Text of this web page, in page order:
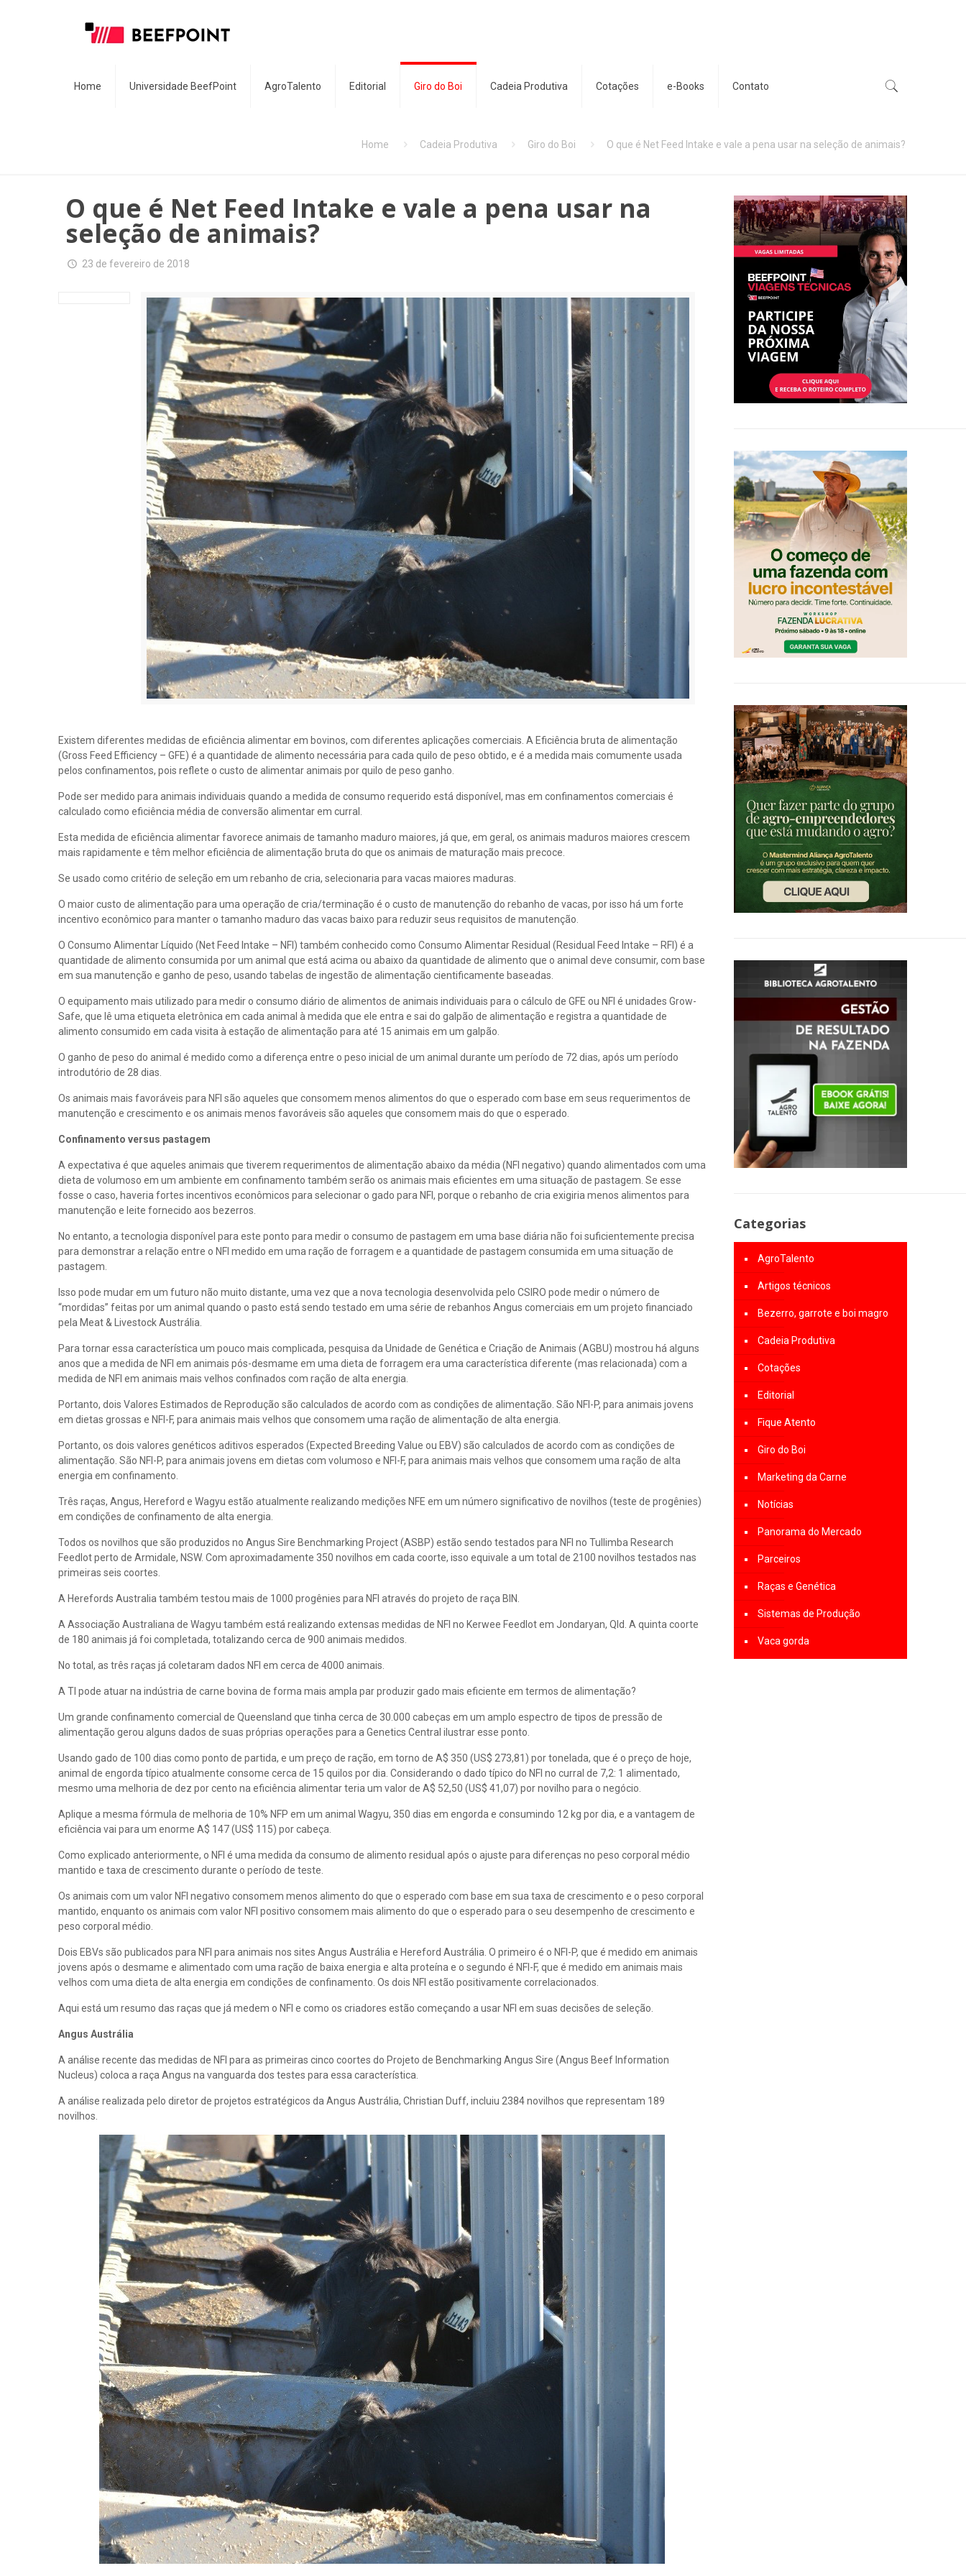
Home Universidade BeefPoint AgroTalento Editorial Giro do Boi Cadeia Produtiva Cotações e-Books Contato
Home Cadeia Produtiva Giro do Boi O que é Net Feed Intake e vale a pena usar na seleção de animais?
O que é Net Feed Intake e vale a pena usar na
seleção de animais?
23 de fevereiro de 2018
Existem diferentes medidas de eficiência alimentar em bovinos, com diferentes aplicações comerciais. A Eficiência bruta de alimentação
(Gross Feed Efficiency – GFE) é a quantidade de alimento necessária para cada quilo de peso obtido, e é a medida mais comumente usada
pelos confinamentos, pois reflete o custo de alimentar animais por quilo de peso ganho.
Pode ser medido para animais individuais quando a medida de consumo requerido está disponível, mas em confinamentos comerciais é
calculado como eficiência média de conversão alimentar em curral.
Esta medida de eficiência alimentar favorece animais de tamanho maduro maiores, já que, em geral, os animais maduros maiores crescem
mais rapidamente e têm melhor eficiência de alimentação bruta do que os animais de maturação mais precoce.
Se usado como critério de seleção em um rebanho de cria, selecionaria para vacas maiores maduras.
O maior custo de alimentação para uma operação de cria/terminação é o custo de manutenção do rebanho de vacas, por isso há um forte
incentivo econômico para manter o tamanho maduro das vacas baixo para reduzir seus requisitos de manutenção.
O Consumo Alimentar Líquido (Net Feed Intake – NFI) também conhecido como Consumo Alimentar Residual (Residual Feed Intake – RFI) é a
quantidade de alimento consumida por um animal que está acima ou abaixo da quantidade de alimento que o animal deve consumir, com base
em sua manutenção e ganho de peso, usando tabelas de ingestão de alimentação cientificamente baseadas.
O equipamento mais utilizado para medir o consumo diário de alimentos de animais individuais para o cálculo de GFE ou NFI é unidades Grow-
Safe, que lê uma etiqueta eletrônica em cada animal à medida que ele entra e sai do galpão de alimentação e registra a quantidade de
alimento consumido em cada visita à estação de alimentação para até 15 animais em um galpão.
O ganho de peso do animal é medido como a diferença entre o peso inicial de um animal durante um período de 72 dias, após um período
introdutório de 28 dias.
Os animais mais favoráveis para NFI são aqueles que consomem menos alimentos do que o esperado com base em seus requerimentos de
manutenção e crescimento e os animais menos favoráveis são aqueles que consomem mais do que o esperado.
Confinamento versus pastagem
A expectativa é que aqueles animais que tiverem requerimentos de alimentação abaixo da média (NFI negativo) quando alimentados com uma
dieta de volumoso em um ambiente em confinamento também serão os animais mais eficientes em uma situação de pastagem. Se esse
fosse o caso, haveria fortes incentivos econômicos para selecionar o gado para NFI, porque o rebanho de cria exigiria menos alimentos para
manutenção e leite fornecido aos bezerros.
No entanto, a tecnologia disponível para este ponto para medir o consumo de pastagem em uma base diária não foi suficientemente precisa
para demonstrar a relação entre o NFI medido em uma ração de forragem e a quantidade de pastagem consumida em uma situação de
pastagem.
Isso pode mudar em um futuro não muito distante, uma vez que a nova tecnologia desenvolvida pelo CSIRO pode medir o número de
“mordidas” feitas por um animal quando o pasto está sendo testado em uma série de rebanhos Angus comerciais em um projeto financiado
pela Meat & Livestock Austrália.
Para tornar essa característica um pouco mais complicada, pesquisa da Unidade de Genética e Criação de Animais (AGBU) mostrou há alguns
anos que a medida de NFI em animais pós-desmame em uma dieta de forragem era uma característica diferente (mas relacionada) com a
medida de NFI em animais mais velhos confinados com ração de alta energia.
Portanto, dois Valores Estimados de Reprodução são calculados de acordo com as condições de alimentação. São NFI-P, para animais jovens
em dietas grossas e NFI-F, para animais mais velhos que consomem uma ração de alimentação de alta energia.
Portanto, os dois valores genéticos aditivos esperados (Expected Breeding Value ou EBV) são calculados de acordo com as condições de
alimentação. São NFI-P, para animais jovens em dietas com volumoso e NFI-F, para animais mais velhos que consomem uma ração de alta
energia em confinamento.
Três raças, Angus, Hereford e Wagyu estão atualmente realizando medições NFE em um número significativo de novilhos (teste de progênies)
em condições de confinamento de alta energia.
Todos os novilhos que são produzidos no Angus Sire Benchmarking Project (ASBP) estão sendo testados para NFI no Tullimba Research
Feedlot perto de Armidale, NSW. Com aproximadamente 350 novilhos em cada coorte, isso equivale a um total de 2100 novilhos testados nas
primeiras seis coortes.
A Herefords Australia também testou mais de 1000 progênies para NFI através do projeto de raça BIN.
A Associação Australiana de Wagyu também está realizando extensas medidas de NFI no Kerwee Feedlot em Jondaryan, Qld. A quinta coorte
de 180 animais já foi completada, totalizando cerca de 900 animais medidos.
No total, as três raças já coletaram dados NFI em cerca de 4000 animais.
A TI pode atuar na indústria de carne bovina de forma mais ampla par produzir gado mais eficiente em termos de alimentação?
Um grande confinamento comercial de Queensland que tinha cerca de 30.000 cabeças em um amplo espectro de tipos de pressão de
alimentação gerou alguns dados de suas próprias operações para a Genetics Central ilustrar esse ponto.
Usando gado de 100 dias como ponto de partida, e um preço de ração, em torno de A$ 350 (US$ 273,81) por tonelada, que é o preço de hoje,
animal de engorda típico atualmente consome cerca de 15 quilos por dia. Considerando o dado típico do NFI no curral de 7,2: 1 alimentado,
mesmo uma melhoria de dez por cento na eficiência alimentar teria um valor de A$ 52,50 (US$ 41,07) por novilho para o negócio.
Aplique a mesma fórmula de melhoria de 10% NFP em um animal Wagyu, 350 dias em engorda e consumindo 12 kg por dia, e a vantagem de
eficiência vai para um enorme A$ 147 (US$ 115) por cabeça.
Como explicado anteriormente, o NFI é uma medida da consumo de alimento residual após o ajuste para diferenças no peso corporal médio
mantido e taxa de crescimento durante o período de teste.
Os animais com um valor NFI negativo consomem menos alimento do que o esperado com base em sua taxa de crescimento e o peso corporal
mantido, enquanto os animais com valor NFI positivo consomem mais alimento do que o esperado para o seu desempenho de crescimento e
peso corporal médio.
Dois EBVs são publicados para NFI para animais nos sites Angus Austrália e Hereford Austrália. O primeiro é o NFI-P, que é medido em animais
jovens após o desmame e alimentado com uma ração de baixa energia e alta proteína e o segundo é NFI-F, que é medido em animais mais
velhos com uma dieta de alta energia em condições de confinamento. Os dois NFI estão positivamente correlacionados.
Aqui está um resumo das raças que já medem o NFI e como os criadores estão começando a usar NFI em suas decisões de seleção.
Angus Austrália
A análise recente das medidas de NFI para as primeiras cinco coortes do Projeto de Benchmarking Angus Sire (Angus Beef Information
Nucleus) coloca a raça Angus na vanguarda dos testes para essa característica.
A análise realizada pelo diretor de projetos estratégicos da Angus Austrália, Christian Duff, incluiu 2384 novilhos que representam 189
novilhos.
Categorias
AgroTalento
Artigos técnicos
Bezerro, garrote e boi magro
Cadeia Produtiva
Cotações
Editorial
Fique Atento
Giro do Boi
Marketing da Carne
Notícias
Panorama do Mercado
Parceiros
Raças e Genética
Sistemas de Produção
Vaca gorda